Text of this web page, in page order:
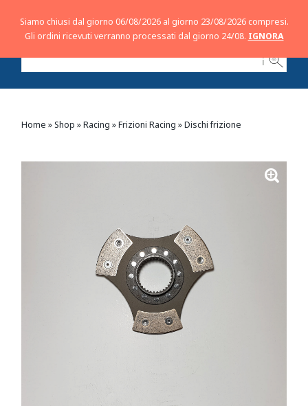
ℹ
Home »Shop »Racing »Frizioni Racing »Dischi frizione
Siamo chiusi dal giorno 06/08/2026 al giorno 23/08/2026 compresi.
Gli ordini ricevuti verranno processati dal giorno 24/08. IGNORA